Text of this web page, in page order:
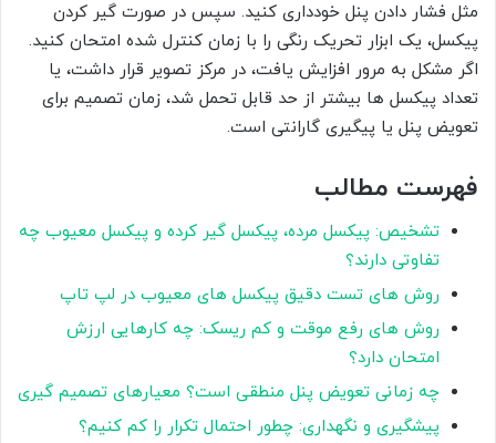
مثل فشار دادن پنل خودداری کنید. سپس در صورت گیر کردن
پیکسل، یک ابزار تحریک رنگی را با زمان کنترل شده امتحان کنید.
اگر مشکل به مرور افزایش یافت، در مرکز تصویر قرار داشت، یا
تعداد پیکسل ها بیشتر از حد قابل تحمل شد، زمان تصمیم برای
تعویض پنل یا پیگیری گارانتی است.
فهرست مطالب
تشخیص: پیکسل مرده، پیکسل گیر کرده و پیکسل معیوب چه
تفاوتی دارند؟
روش های تست دقیق پیکسل های معیوب در لپ تاپ
روش های رفع موقت و کم ریسک: چه کارهایی ارزش
امتحان دارد؟
چه زمانی تعویض پنل منطقی است؟ معیارهای تصمیم گیری
پیشگیری و نگهداری: چطور احتمال تکرار را کم کنیم؟